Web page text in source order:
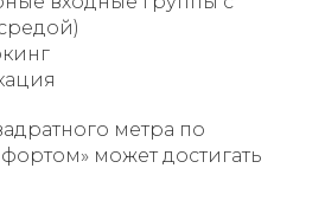
метра по
может достигать